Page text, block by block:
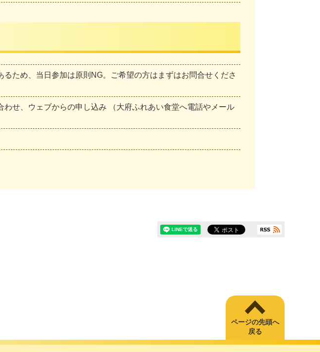
ため、当日参加は原則NG。ご希望の方はまずはお問合せくださ
せ、ウェブからの申し込み （大府ふれあい食堂へ電話やメール
ページの先頭へ
戻る